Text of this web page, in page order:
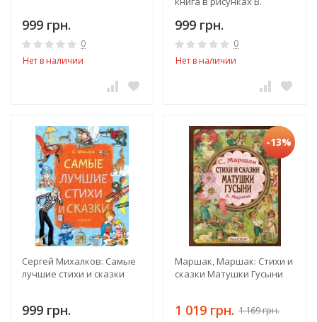
999 грн.
0
Нет в наличии
999 грн.
0
Нет в наличии
Сергей Михалков: Самые
лучшие стихи и сказки
999 грн.
-13%
Маршак, Маршак: Стихи и
сказки Матушки Гусыни
1 019 грн. 1 169 грн.